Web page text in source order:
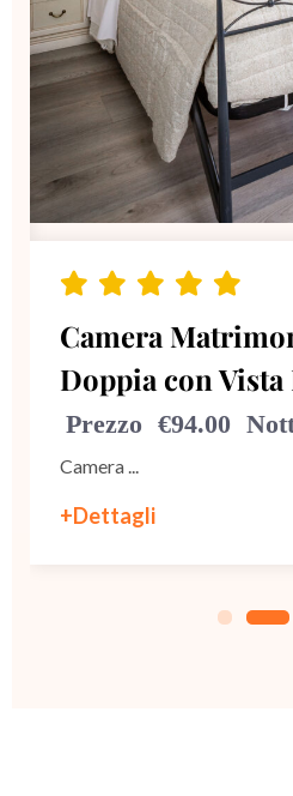
Camera
Doppia con Vista
Prezzo €94.00
Camera ...
+Dettagli